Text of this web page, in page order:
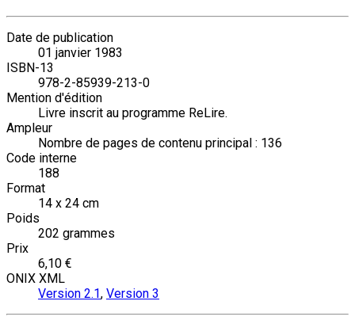
Date de publication
01 janvier 1983
ISBN-13
978-2-85939-213-0
Mention d'édition
Livre inscrit au programme ReLire.
Ampleur
Nombre de pages de contenu principal : 136
Code interne
188
Format
14 x 24 cm
Poids
202 grammes
Prix
6,10 €
ONIX XML
Version 2.1, Version 3